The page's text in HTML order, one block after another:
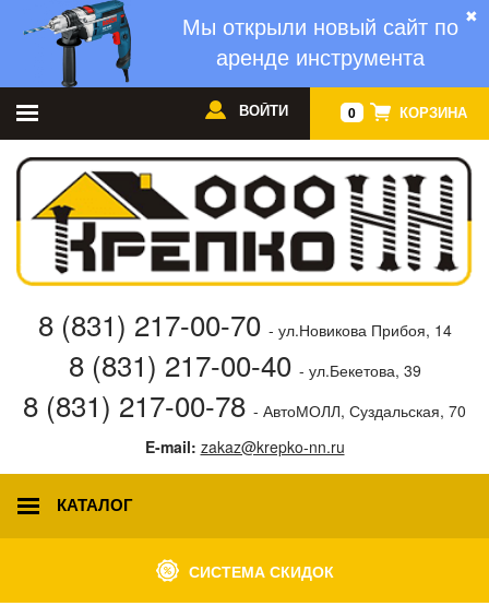
✖
Мы открыли новый сайт по
аренде инструмента
0 КОРЗИНА
ВОЙТИ
8 (831) 217-00-70 - ул.Новикова Прибоя, 14
8 (831) 217-00-40 - ул.Бекетова, 39
8 (831) 217-00-78 - АвтоМОЛЛ, Суздальская, 70
E-mail: zakaz@krepko-nn.ru
КАТАЛОГ
СИСТЕМА СКИДОК